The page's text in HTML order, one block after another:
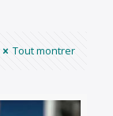
Tout montrer